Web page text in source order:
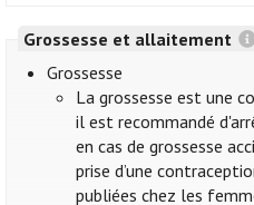
Grossesse et allaitement
Grossesse
La grossesse est une
il est recommandé
en cas de grossesse
prise d’une
publiées chez les